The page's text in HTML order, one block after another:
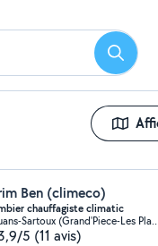
Ben (climeco)
chauffagiste climatic
Mouans-Sartoux
5 (11 avis)